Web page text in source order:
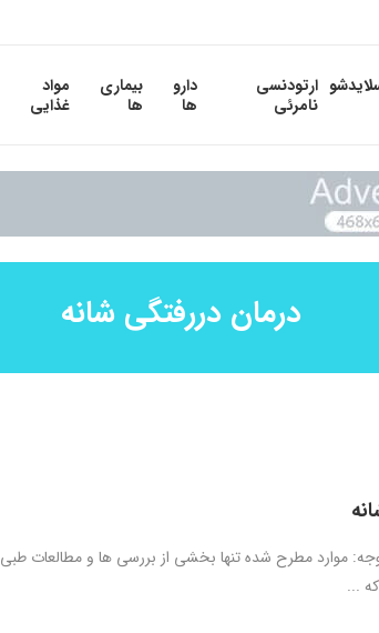
ارتودنسی
نامرئی
دارو
ها
بیماری
ها
مواد
غذایی
درمان دررفتگی شانه
موارد مطرح شده تنها بخشی از بررسی ها و مطالعات طبی
...